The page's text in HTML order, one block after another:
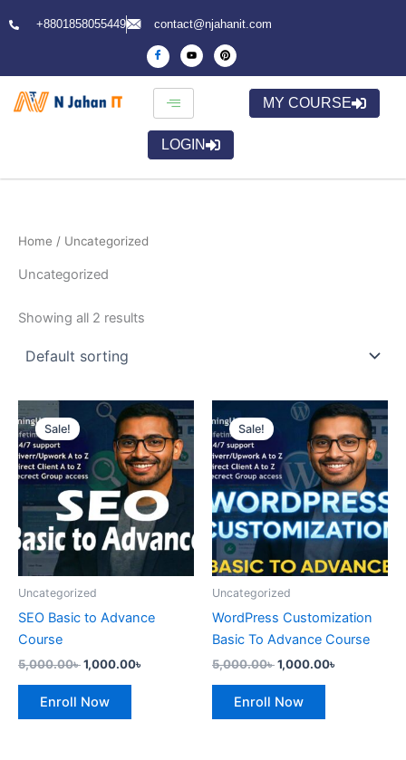
to
+8801858055449 contact@njahanit.com
MY COURSE
LOGIN
Home / Uncategorized
Uncategorized
Showing all 2 results
Sale!
Uncategorized
SEO Basic to Advance
Course
5,000.00৳
Original
price
5,000.00৳ .
1,000.00৳
Current
price
is:
1,000.00৳ .
Enroll Now
Sale!
Uncategorized
WordPress Customization
Basic To Advance Course
5,000.00৳
Original
price
5,000.00৳ .
1,000.00৳
Current
price
is:
1,000.00৳ .
Enroll Now